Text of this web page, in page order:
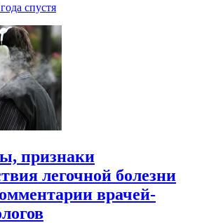
спустя
признаки
легочной болезни
врачей-